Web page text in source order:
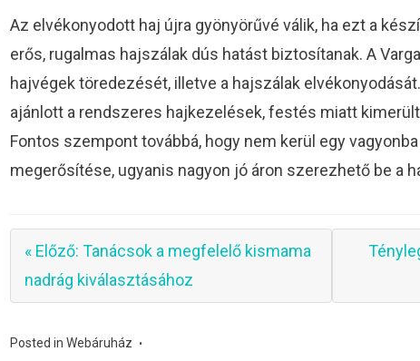
Az elvékonyodott haj újra gyönyörűvé válik, ha ezt a
erős, rugalmas hajszálak dús hatást biztosítanak. A
hajvégek töredezését, illetve a hajszálak
ajánlott a rendszeres hajkezelések, festés miatt
Fontos szempont továbbá, hogy nem kerül egy
megerősítése, ugyanis nagyon jó áron szerezhető be a
« Előző: Tanácsok a megfelelő kismama
nadrág kiválasztásához
Posted inWebáruház